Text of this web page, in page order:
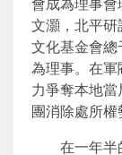
文灝，北平
文化基金會
為理事。在
力爭奪本地
團消除處所權
在一年